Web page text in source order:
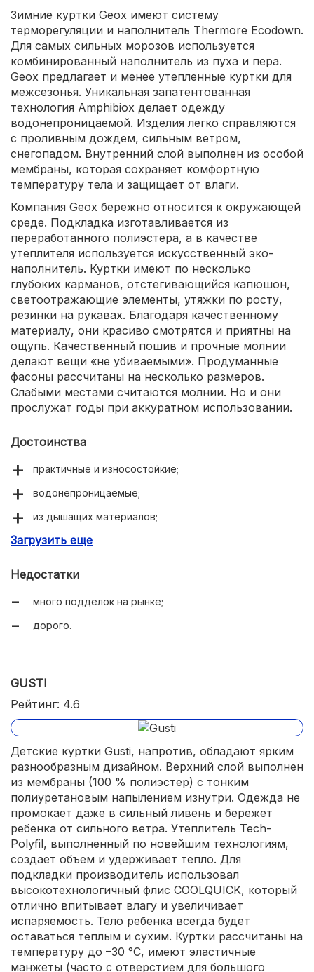
Зимние куртки Geox имеют систему
терморегуляции и наполнитель Thermore Ecodown.
Для самых сильных морозов используется
комбинированный наполнитель из пуха и пера.
Geox предлагает и менее утепленные куртки для
межсезонья. Уникальная запатентованная
технология Amphibiox делает одежду
водонепроницаемой. Изделия легко справляются
с проливным дождем, сильным ветром,
снегопадом. Внутренний слой выполнен из особой
мембраны, которая сохраняет комфортную
температуру тела и защищает от влаги.
Компания Geox бережно относится к окружающей
среде. Подкладка изготавливается из
переработанного полиэстера, а в качестве
утеплителя используется искусственный эко-
наполнитель. Куртки имеют по несколько
глубоких карманов, отстегивающийся капюшон,
светоотражающие элементы, утяжки по росту,
резинки на рукавах. Благодаря качественному
материалу, они красиво смотрятся и приятны на
ощупь. Качественный пошив и прочные молнии
делают вещи «не убиваемыми». Продуманные
фасоны рассчитаны на несколько размеров.
Слабыми местами считаются молнии. Но и они
прослужат годы при аккуратном использовании.
Достоинства
практичные и износостойкие;
водонепроницаемые;
из дышащих материалов;
высокое качество пошива;
Загрузить еще
Недостатки
много подделок на рынке;
дорого.
GUSTI
Рейтинг: 4.6
Детские куртки Gusti, напротив, обладают ярким
разнообразным дизайном. Верхний слой выполнен
из мембраны (100 % полиэстер) с тонким
полиуретановым напылением изнутри. Одежда не
промокает даже в сильный ливень и бережет
ребенка от сильного ветра. Утеплитель Tech-
Polyfil, выполненный по новейшим технологиям,
создает объем и удерживает тепло. Для
подкладки производитель использовал
высокотехнологичный флис COOLQUICK, который
отлично впитывает влагу и увеличивает
испаряемость. Тело ребенка всегда будет
оставаться теплым и сухим. Куртки рассчитаны на
температуру до –30 °C, имеют эластичные
манжеты (часто с отверстием для большого